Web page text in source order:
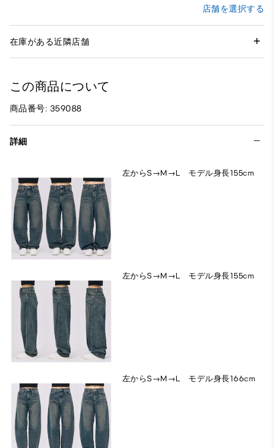
店舗を選択する
在庫がある近隣店舗
この商品について
商品番号: 359088
詳細
左からS→M→L モデル身長155cm
左からS→M→L モデル身長155cm
左からS→M→L モデル身長166cm